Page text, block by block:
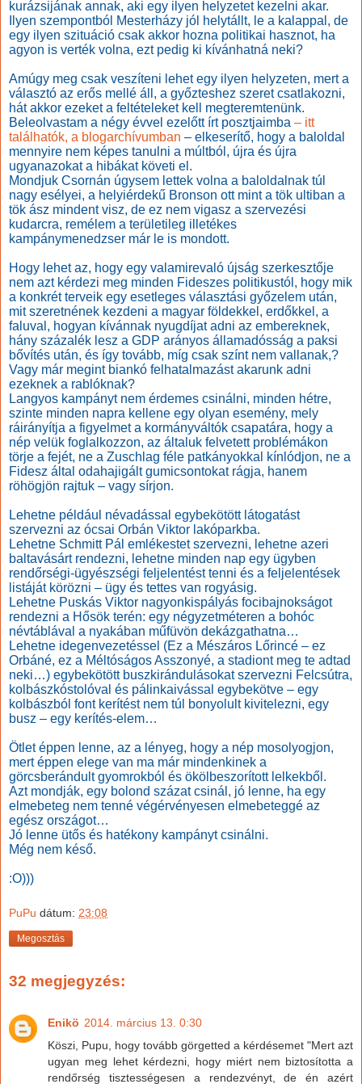
kurázsijának annak, aki egy ilyen helyzetet kezelni akar.
Ilyen szempontból Mesterházy jól helytállt, le a kalappal, de
egy ilyen szituáció csak akkor hozna politikai hasznot, ha
agyon is verték volna, ezt pedig ki kívánhatná neki?
Amúgy meg csak veszíteni lehet egy ilyen helyzeten, mert a
választó az erős mellé áll, a győzteshez szeret csatlakozni,
hát akkor ezeket a feltételeket kell megteremtenünk.
Beleolvastam a négy évvel ezelőtt írt posztjaimba – itt
találhatók, a blogarchívumban – elkeserítő, hogy a baloldal
mennyire nem képes tanulni a múltból, újra és újra
ugyanazokat a hibákat követi el.
Mondjuk Csornán úgysem lettek volna a baloldalnak túl
nagy esélyei, a helyiérdekű Bronson ott mint a tök ultiban a
tök ász mindent visz, de ez nem vigasz a szervezési
kudarcra, remélem a területileg illetékes
kampánymenedzser már le is mondott.
Hogy lehet az, hogy egy valamirevaló újság szerkesztője
nem azt kérdezi meg minden Fideszes politikustól, hogy mik
a konkrét terveik egy esetleges választási győzelem után,
mit szeretnének kezdeni a magyar földekkel, erdőkkel, a
faluval, hogyan kívánnak nyugdíjat adni az embereknek,
hány százalék lesz a GDP arányos államadósság a paksi
bővítés után, és így tovább, míg csak színt nem vallanak,?
Vagy már megint biankó felhatalmazást akarunk adni
ezeknek a rablóknak?
Langyos kampányt nem érdemes csinálni, minden hétre,
szinte minden napra kellene egy olyan esemény, mely
ráirányítja a figyelmet a kormányváltók csapatára, hogy a
nép velük foglalkozzon, az általuk felvetett problémákon
törje a fejét, ne a Zuschlag féle patkányokkal kínlódjon, ne a
Fidesz által odahajigált gumicsontokat rágja, hanem
röhögjön rajtuk – vagy sírjon.
Lehetne például névadással egybekötött látogatást
szervezni az ócsai Orbán Viktor lakóparkba.
Lehetne Schmitt Pál emlékestet szervezni, lehetne azeri
baltavásárt rendezni, lehetne minden nap egy ügyben
rendőrségi-ügyészségi feljelentést tenni és a feljelentések
listáját körözni – ügy és tettes van rogyásig.
Lehetne Puskás Viktor nagyonkispályás focibajnokságot
rendezni a Hősök terén: egy négyzetméteren a bohóc
névtáblával a nyakában műfüvön dekázgathatna…
Lehetne idegenvezetéssel (Ez a Mészáros Lőrincé – ez
Orbáné, ez a Méltóságos Asszonyé, a stadiont meg te adtad
neki…) egybekötött buszkirándulásokat szervezni Felcsútra,
kolbászkóstolóval és pálinkaivással egybekötve – egy
kolbászból font kerítést nem túl bonyolult kivitelezni, egy
busz – egy kerítés-elem…
Ötlet éppen lenne, az a lényeg, hogy a nép mosolyogjon,
mert éppen elege van ma már mindenkinek a
görcsberándult gyomrokból és ökölbeszorított lelkekből.
Azt mondják, egy bolond százat csinál, jó lenne, ha egy
elmebeteg nem tenné végérvényesen elmebeteggé az
egész országot…
Jó lenne ütős és hatékony kampányt csinálni.
Még nem késő.
:O)))
PuPu dátum: 23:08
Megosztás
32 megjegyzés:
Enikö 2014. március 13. 0:30
Köszi, Pupu, hogy tovább görgetted a kérdésemet "Mert azt
ugyan meg lehet kérdezni, hogy miért nem biztosította a
rendőrség tisztességesen a rendezvényt, de én azért